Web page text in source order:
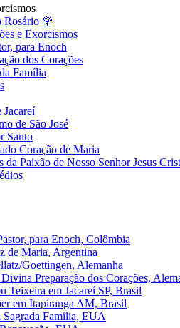
Rosário 🌹
e Exorcismos
para Enoch
dos Corações
Família
Jacareí
de São José
Santo
Coração de Maria
Paixão de Nosso Senhor Jesus
para Enoch, Colômbia
de Maria, Argentina
Goettingen, Alemanha
Preparação dos Corações,
Teixeira em Jacareí SP, Brasil
em Itapiranga AM, Brasil
Sagrada Família, EUA